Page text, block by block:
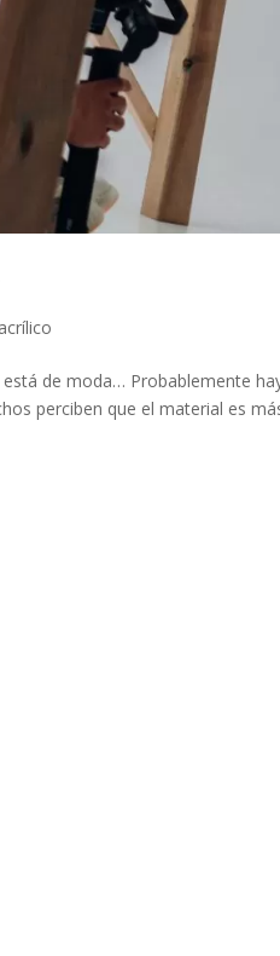
está de moda… Probablemente
perciben que el material es